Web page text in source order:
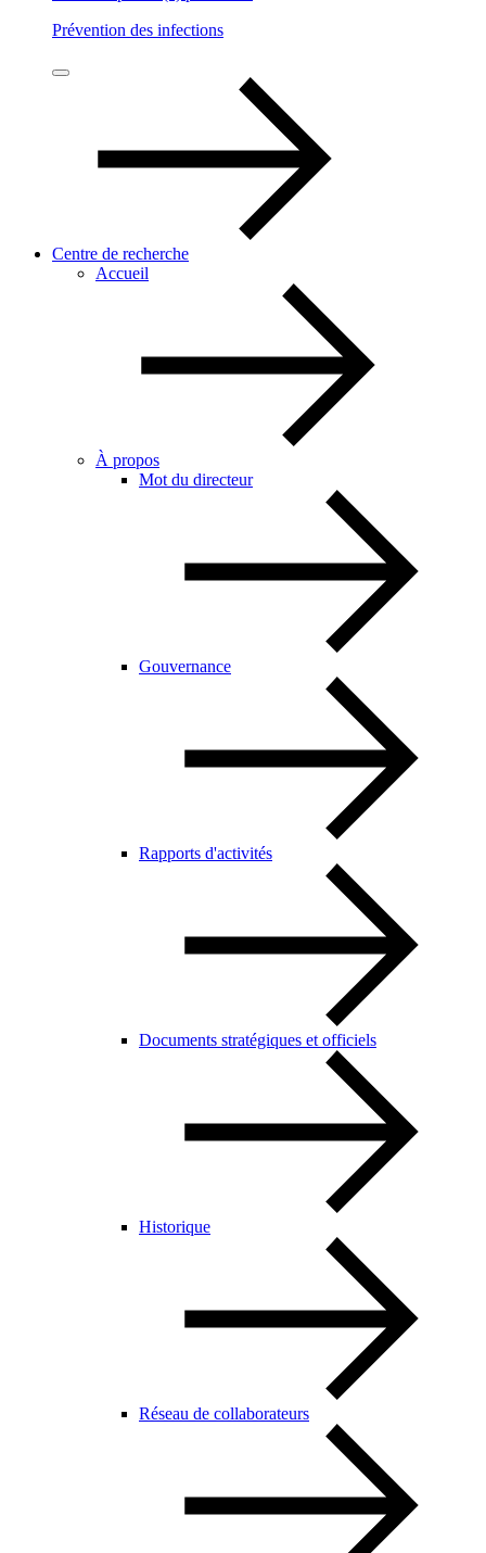
Prévention des infections
Centre de recherche
Accueil
À propos
Mot du directeur
Gouvernance
Rapports d'activités
Documents stratégiques et officiels
Historique
Réseau de collaborateurs